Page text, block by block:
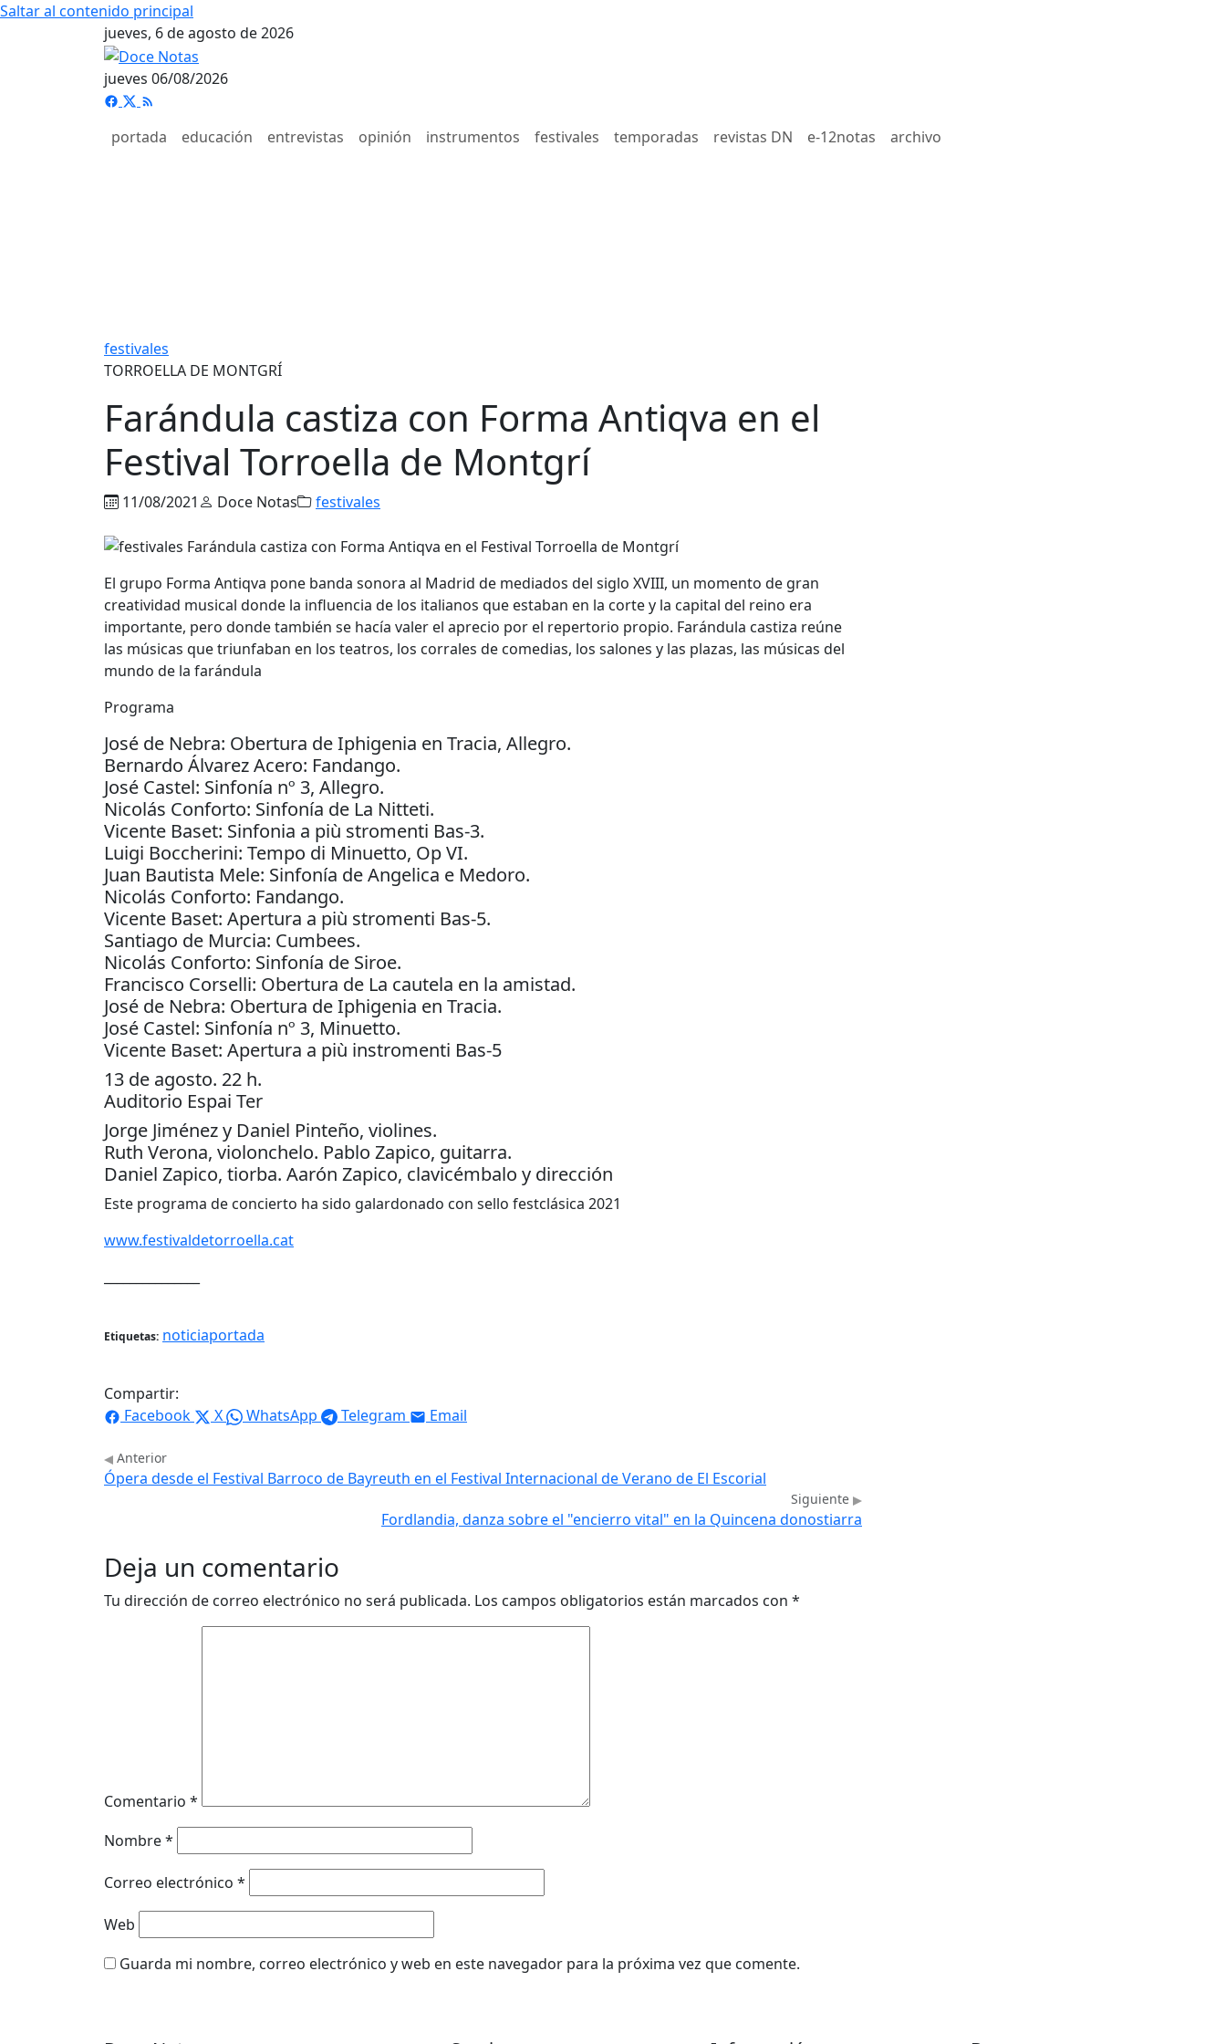
Saltar al contenido principal
jueves, 6 de agosto de 2026
jueves 06/08/2026
portada educación entrevistas opinión instrumentos festivales temporadas revistas DN e-12notas archivo
festivales
TORROELLA DE MONTGRÍ
Farándula castiza con Forma Antiqva en el
Festival Torroella de Montgrí
11/08/2021 Doce Notas festivales
El grupo Forma Antiqva pone banda sonora al Madrid de mediados del siglo XVIII, un momento de gran
creatividad musical donde la influencia de los italianos que estaban en la corte y la capital del reino era
importante, pero donde también se hacía valer el aprecio por el repertorio propio. Farándula castiza reúne
las músicas que triunfaban en los teatros, los corrales de comedias, los salones y las plazas, las músicas del
mundo de la farándula
Programa
José de Nebra: Obertura de Iphigenia en Tracia, Allegro.
Bernardo Álvarez Acero: Fandango.
José Castel: Sinfonía nº 3, Allegro.
Nicolás Conforto: Sinfonía de La Nitteti.
Vicente Baset: Sinfonia a più stromenti Bas-3.
Luigi Boccherini: Tempo di Minuetto, Op VI.
Juan Bautista Mele: Sinfonía de Angelica e Medoro.
Nicolás Conforto: Fandango.
Vicente Baset: Apertura a più stromenti Bas-5.
Santiago de Murcia: Cumbees.
Nicolás Conforto: Sinfonía de Siroe.
Francisco Corselli: Obertura de La cautela en la amistad.
José de Nebra: Obertura de Iphigenia en Tracia.
José Castel: Sinfonía nº 3, Minuetto.
Vicente Baset: Apertura a più instromenti Bas-5
13 de agosto. 22 h.
Auditorio Espai Ter
Jorge Jiménez y Daniel Pinteño, violines.
Ruth Verona, violonchelo. Pablo Zapico, guitarra.
Daniel Zapico, tiorba. Aarón Zapico, clavicémbalo y dirección
Este programa de concierto ha sido galardonado con sello festclásica 2021
www.festivaldetorroella.cat
Etiquetas: noticiaportada
Compartir:
Facebook
X WhatsApp Telegram Email
Anterior
Ópera desde el Festival Barroco de Bayreuth en el Festival Internacional de Verano de El Escorial
Siguiente
Fordlandia, danza sobre el "encierro vital" en la Quincena donostiarra
Deja un comentario
Tu dirección de correo electrónico no será publicada. Los campos obligatorios están marcados con *
Comentario *
Nombre*
Correo electrónico *
Web
Guarda mi nombre, correo electrónico y web en este navegador para la próxima vez que comente.